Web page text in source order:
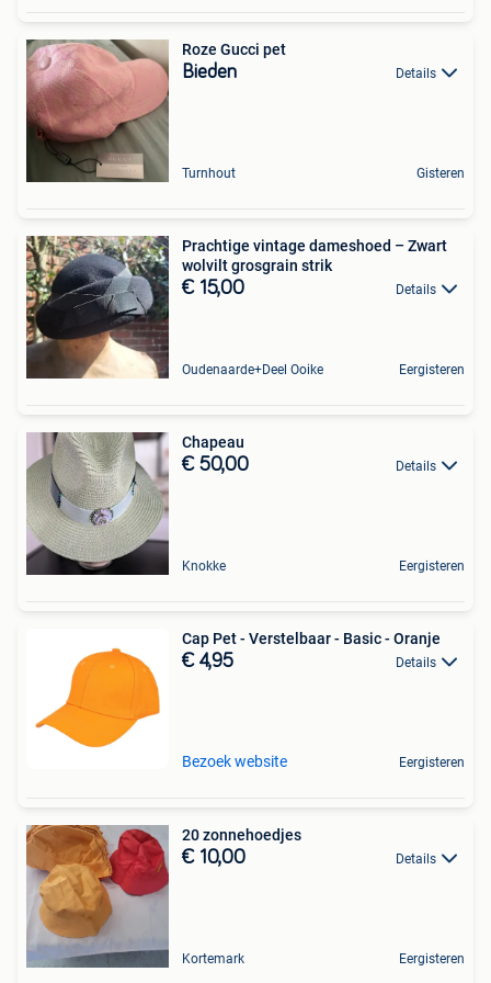
Roze Gucci pet
Bieden Details
Turnhout Gisteren
Prachtige vintage dameshoed – Zwart
wolvilt grosgrain strik
€ 15,00 Details
Oudenaarde+Deel Ooike Eergisteren
Chapeau
€ 50,00 Details
Knokke Eergisteren
Cap Pet - Verstelbaar - Basic - Oranje
€ 4,95 Details
Bezoek website Eergisteren
20 zonnehoedjes
€ 10,00 Details
Kortemark Eergisteren